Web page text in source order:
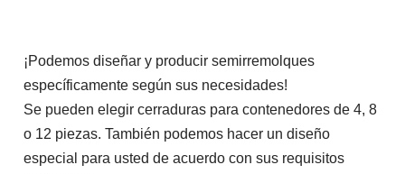
¡Podemos diseñar y producir semirremolques
específicamente según sus necesidades!
Se pueden elegir cerraduras para contenedores de 4, 8
o 12 piezas. También podemos hacer un diseño
especial para usted de acuerdo con sus requisitos